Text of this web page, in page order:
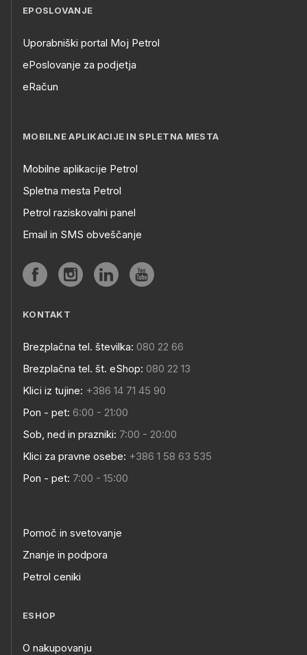
EPOSLOVANJE
Uporabniški portal Moj Petrol
ePoslovanje za podjetja
eRačun
MOBILNE APLIKACIJE IN SPLETNA MESTA
Mobilne aplikacije Petrol
Spletna mesta Petrol
Petrol raziskovalni panel
Email in SMS obveščanje
KONTAKT
Brezplačna tel. številka: 080 22 66
Brezplačna tel. št. eShop: 080 22 13
Klici iz tujine: +386 14 71 45 90
Pon - pet: 6:00 - 21:00
Sob, ned in prazniki: 7:00 - 20:00
Klici za pravne osebe: +386 1 58 63 535
Pon - pet: 7:00 - 15:00
Pomoč in svetovanje
Znanje in podpora
Petrol ceniki
ESHOP
O nakupovanju